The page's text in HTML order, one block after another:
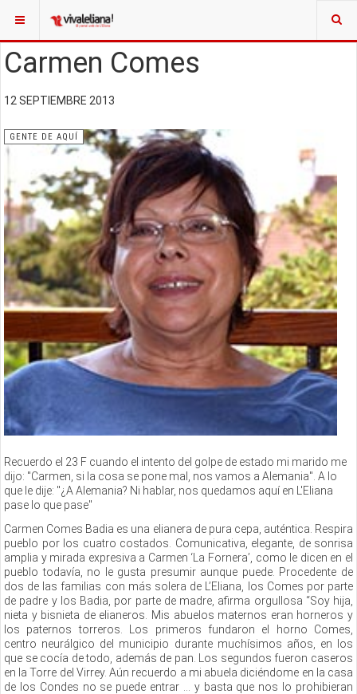
Carmen Comes
12 SEPTIEMBRE 2013
GENTE DE AQUÍ
Recuerdo el 23 F cuando el intento del golpe de estado mi marido me
dijo: "Carmen, si la cosa se pone mal, nos vamos a Alemania". A lo
que le dije: "¿A Alemania? Ni hablar, nos quedamos aquí en L'Eliana
pase lo que pase"
Carmen Comes Badia es una elianera de pura cepa, auténtica. Respira
pueblo por los cuatro costados. Comunicativa, elegante, de sonrisa
amplia y mirada expresiva a Carmen ‘La Fornera’, como le dicen en el
pueblo todavía, no le gusta presumir aunque puede. Procedente de
dos de las familias con más solera de L’Eliana, los Comes por parte
de padre y los Badia, por parte de madre, afirma orgullosa “Soy hija,
nieta y bisnieta de elianeros. Mis abuelos maternos eran horneros y
los paternos torreros. Los primeros fundaron el horno Comes,
centro neurálgico del municipio durante muchísimos años, en los
que se cocía de todo, además de pan. Los segundos fueron caseros
en la Torre del Virrey. Aún recuerdo a mi abuela diciéndome en la casa
de los Condes no se puede entrar … y basta que nos lo prohibieran